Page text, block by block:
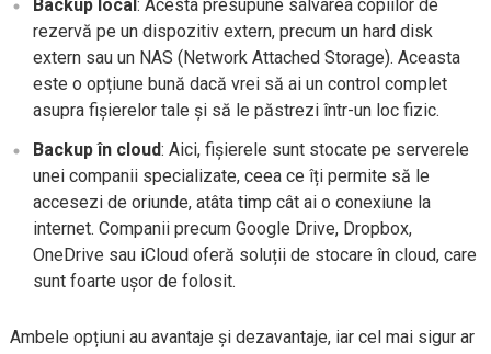
Backup local: Acesta presupune salvarea copiilor de
rezervă pe un dispozitiv extern, precum un hard disk
extern sau un NAS (Network Attached Storage). Aceasta
este o opțiune bună dacă vrei să ai un control complet
asupra fișierelor tale și să le păstrezi într-un loc fizic.
Backup în cloud: Aici, fișierele sunt stocate pe serverele
unei companii specializate, ceea ce îți permite să le
accesezi de oriunde, atâta timp cât ai o conexiune la
internet. Companii precum Google Drive, Dropbox,
OneDrive sau iCloud oferă soluții de stocare în cloud, care
sunt foarte ușor de folosit.
Ambele opțiuni au avantaje și dezavantaje, iar cel mai sigur ar